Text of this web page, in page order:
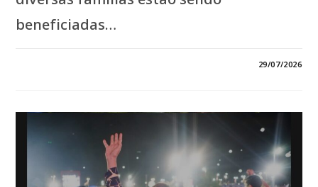
beneficiadas…
DESENVOLVIMENTO:
PAVÃO
TRANSFORMA
VILA
NOVA
COM
OBRAS
QUE
29/07/2026